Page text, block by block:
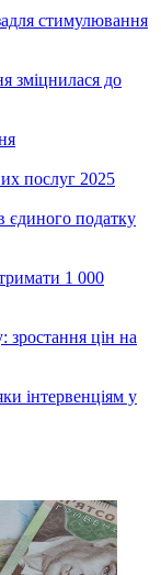
стимулювання
зміцнилася до
послуг 2025
єдиного податку
1 000
зростання цін на
інтервенціям у